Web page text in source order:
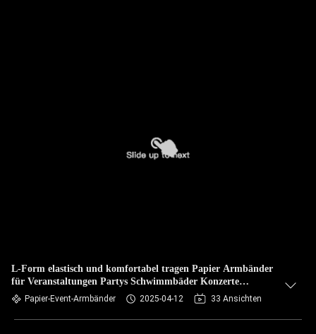
L-Form elastisch und komfortabel tragen Papier Armbänder
für Veranstaltungen Partys Schwimmbäder Konzerte
Krankenhäuser
Papier-Event-Armbänder 2025-04-12 33 Ansichten